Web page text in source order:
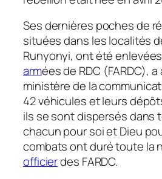
Ses dernières poches de
situées dans les localités
Runyonyi, ont été
armées de RDC (FARDC),
ministère de la
42 véhicules et leurs
ils se sont dispersés dans
chacun pour soi et Dieu
combats ont duré toute la
officierdes FARDC.